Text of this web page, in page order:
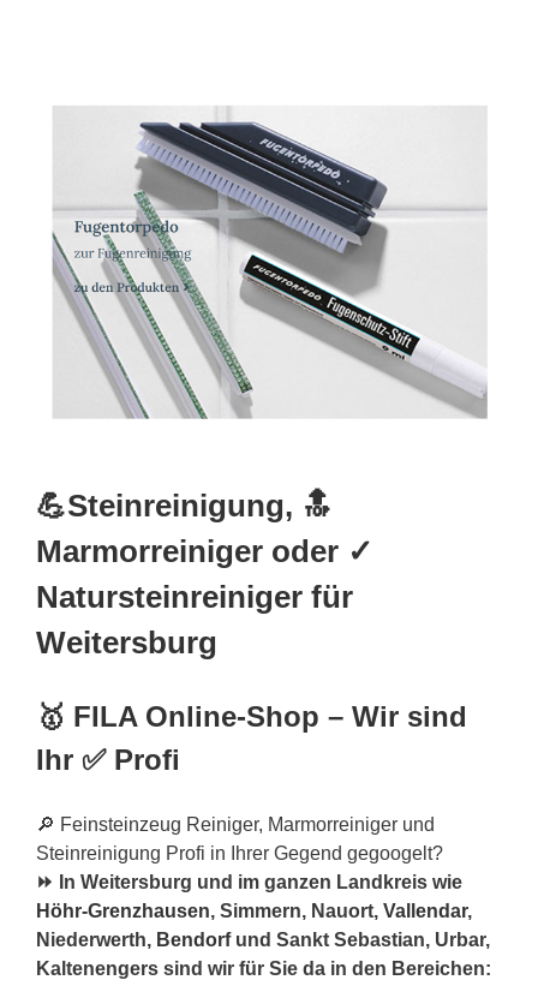
💪Steinreinigung, 🔝
Marmorreiniger oder ✓
Natursteinreiniger für
Weitersburg
🥇 FILA Online-Shop – Wir sind
Ihr ✅ Profi
🔎 Feinsteinzeug Reiniger, Marmorreiniger und
Steinreinigung Profi in Ihrer Gegend gegoogelt?
⏩ In Weitersburg und im ganzen Landkreis wie
Höhr-Grenzhausen, Simmern, Nauort, Vallendar,
Niederwerth, Bendorfund Sankt Sebastian, Urbar,
Kaltenengers sind wir für Sie da in den Bereichen: